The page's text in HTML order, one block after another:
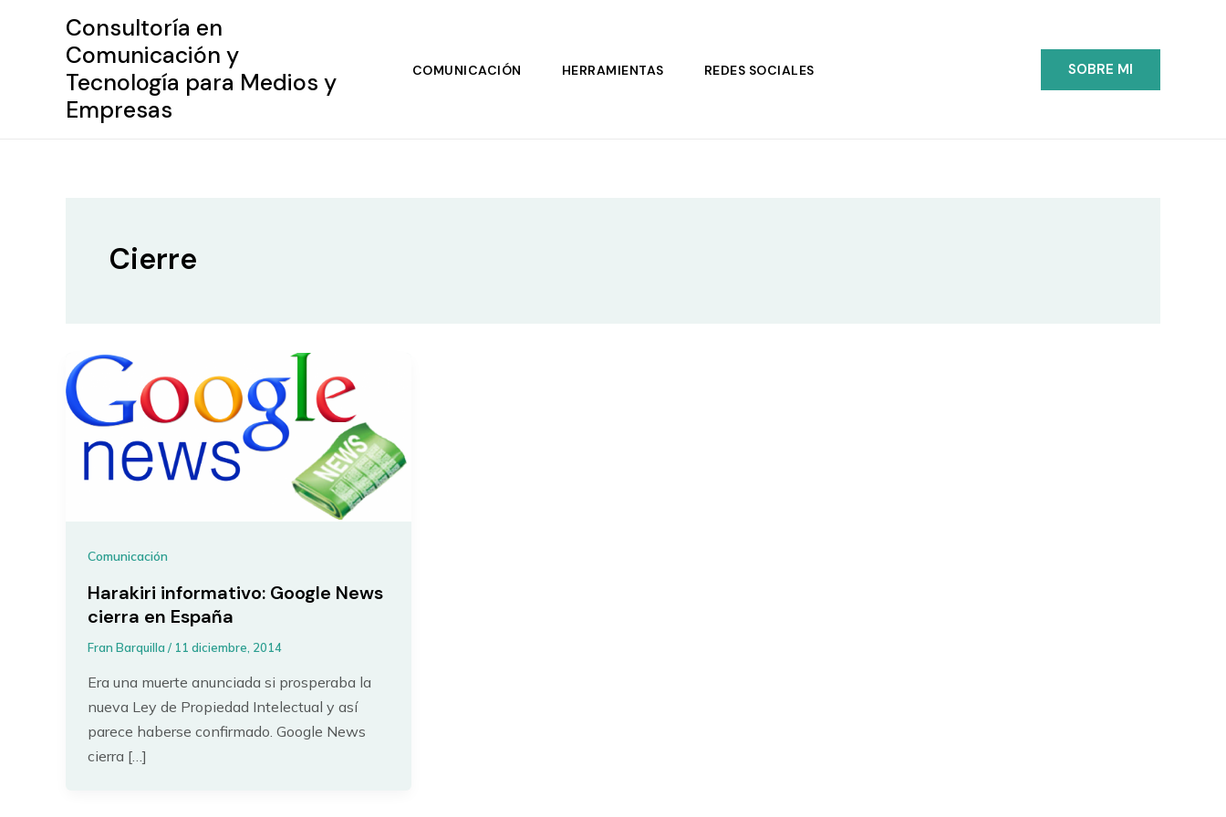
Consultoría en
Comunicación y
Tecnología para Medios y
Empresas
COMUNICACIÓN HERRAMIENTAS REDES SOCIALES SOBRE MI
Cierre
Comunicación
Harakiri informativo: Google News
cierra en España
Fran Barquilla/ 11 diciembre, 2014
Era una muerte anunciada si prosperaba la
nueva Ley de Propiedad Intelectual y así
parece haberse confirmado. Google News
cierra […]